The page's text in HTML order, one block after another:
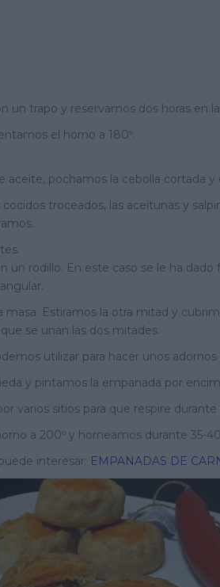
un trapo y reservamos dos horas en
el horno a 180º.
aceite, pochamos la cebolla cortada y
troceados, las aceitunas y
un rodillo. En este caso se le ha
masa. Estiramos la otra mitad y
se unan las dos mitades.
utilizar para hacer unos
y pintamos la empanada por
varios sitios para que respire durante
a 200º y horneamos durante 35-
interesar: EMPANADAS DE